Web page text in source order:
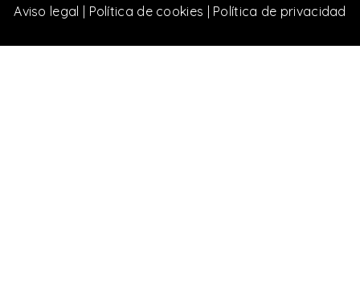
Aviso legal | Política de cookies | Política de privacidad